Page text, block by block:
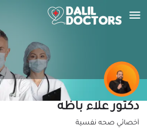
دكتور علاء باظه
أخصائي صحه نفسية